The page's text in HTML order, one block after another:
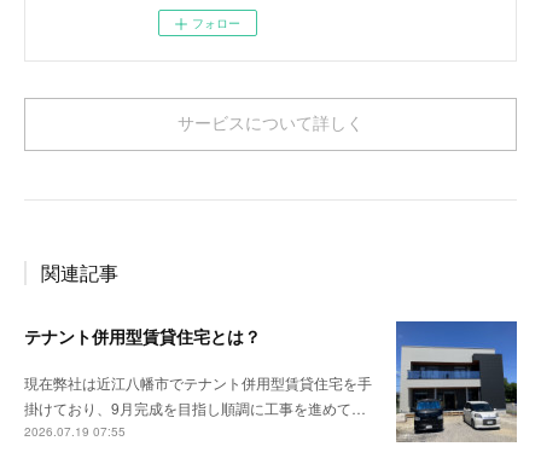
フォロー
サービスについて詳しく
関連記事
テナント併用型賃貸住宅とは？
現在弊社は近江八幡市でテナント併用型賃貸住宅を手
掛けており、9月完成を目指し順調に工事を進めて…
2026.07.19 07:55